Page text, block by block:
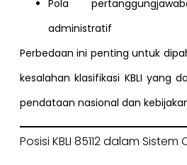
Pola
administratif
Perbedaan ini penting untuk
kesalahan klasifikasi KBLI yang
pendataan nasional dan
Posisi KBLI 85112 dalam Sistem